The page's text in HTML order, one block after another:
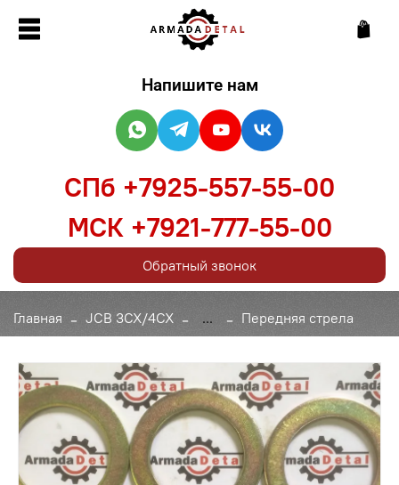
Главная JCB 3CX/4CX ... Передняя стрела
Напишите нам
СПб +7925-557-55-00
МСК +7921-777-55-00
Обратный звонок